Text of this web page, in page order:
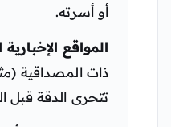
أو أسرته.
المواقع
ذات المصداقية
تتحرى الدقة قبل